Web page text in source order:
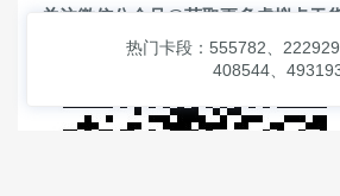
关注微信公众号@获取更多虚拟卡干
热门卡段：555782、222929
408544、